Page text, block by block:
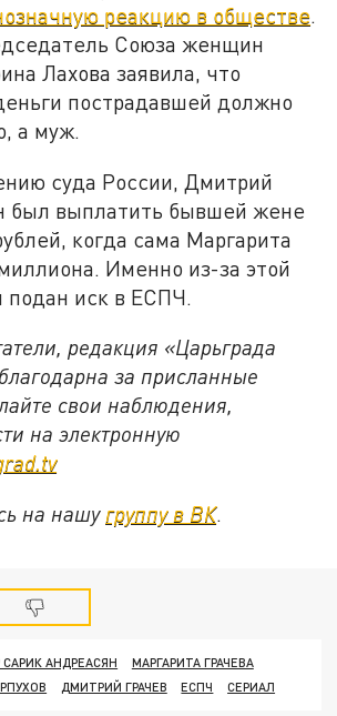
реакцию в обществе.
Союза женщин
Лахова заявила, что
пострадавшей должно
а муж.
суда России, Дмитрий
был выплатить бывшей жене
когда сама Маргарита
Именно из-за этой
иск в ЕСПЧ.
редакция «Царьграда
за присланные
свои наблюдения,
на электронную
на нашу группу в ВК.
АНДРЕАСЯН
МАРГАРИТА ГРАЧЕВА
ДМИТРИЙ ГРАЧЕВ ЕСПЧ СЕРИАЛ